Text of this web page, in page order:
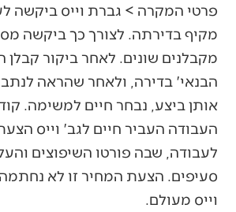
פרטי המקרה > גברת וייס ביקשה
מקיף בדירתה. לצורך כך ביקשה
מקבלנים שונים. לאחר ביקור קבלן
הבנאי' בדירה, ולאחר שהראה
אותן ביצע, נבחר חיים למשימה.
העבודה העביר חיים לגב' וייס
לעבודה, שבה פורטו השיפוצים
סעיפים. הצעת המחיר זו לא
וייס מעולם.